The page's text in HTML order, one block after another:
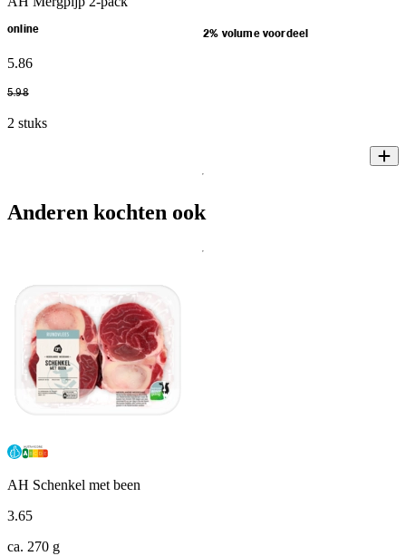
online 2% volume voordeel
5.86
5.98
2 stuks
Anderen kochten ook
AH Schenkel met been
3.65
ca. 270 g